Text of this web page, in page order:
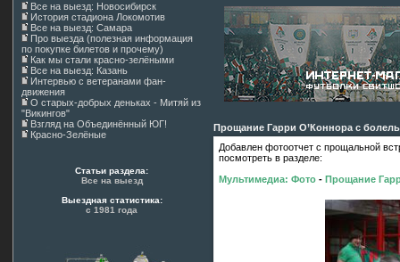
Все на выезд: Новосибирск
История стадиона Локомотив
Все на выезд: Самара
Про выезда (полезная информация
по покупке билетов и прочему)
Как мы стали красно-зелёными
Все на выезд: Казань
Интервью с ветеранами фан-
движения
О старых-добрых деньках - Митяй из
"Викингов"
Взгляд на Объединённый ЮГ!
Красно-Зелёные
Статьи раздела:
Все на выезд
Выездная статистика:
с 1981 года
Прощание Гарри О’Коннора с
Добавлен фотоотчет с прощальной
посмотреть в разделе:
Мультимедиа: Фото - Прощание